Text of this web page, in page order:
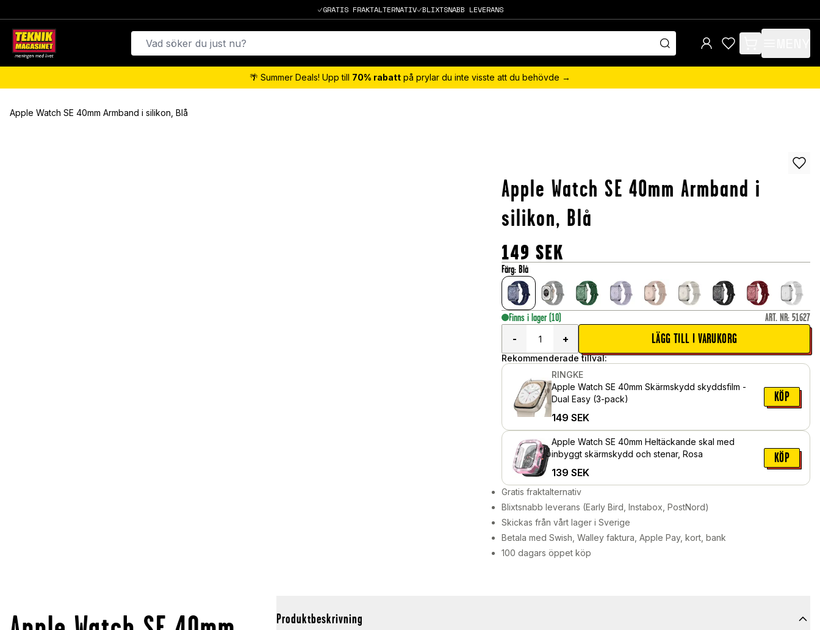
GRATIS FRAKTALTERNATIV BLIXTSNABB LEVERANS
items in cart, view
🌴 Summer Deals! Upp till 70% rabatt på prylar du inte visste att du behövde →
Apple Watch SE 40mm Armband i silikon, Blå
Apple Watch SE 40mm Armband i
silikon, Blå
149 SEK
Färg: Blå
Finns i lager (10) ART. NR: 51627
-
+ LÄGG TILL I VARUKORG
Rekommenderade tillval:
RINGKE
Apple Watch SE 40mm Skärmskydd skyddsfilm -
Dual Easy (3-pack)
149 SEK
KÖP
Apple Watch SE 40mm Heltäckande skal med
inbyggt skärmskydd och stenar, Rosa
139 SEK
KÖP
Gratis fraktalternativ
Blixtsnabb leverans (Early Bird, Instabox, PostNord)
Skickas från vårt lager i Sverige
Betala med Swish, Walley faktura, Apple Pay, kort, bank
100 dagars öppet köp
Produktbeskrivning